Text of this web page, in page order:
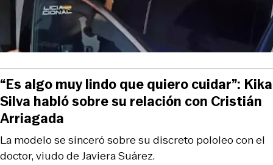
La modelo se sinceró sobre su discreto pololeo con el
doctor, viudo de Javiera Suárez.
“Es algo muy lindo que quiero cuidar”: Kika
Silva habló sobre su relación con Cristián
Arriagada